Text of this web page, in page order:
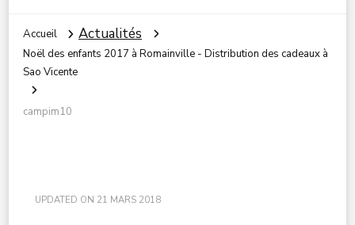
Accueil Actualités
Noël des enfants 2017 à Romainville - Distribution des cadeaux à
Sao Vicente
campim10
UPDATED ON 21 MARS 2018